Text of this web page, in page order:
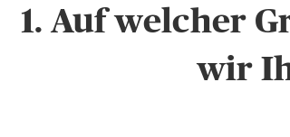
1. Auf welcher
wir